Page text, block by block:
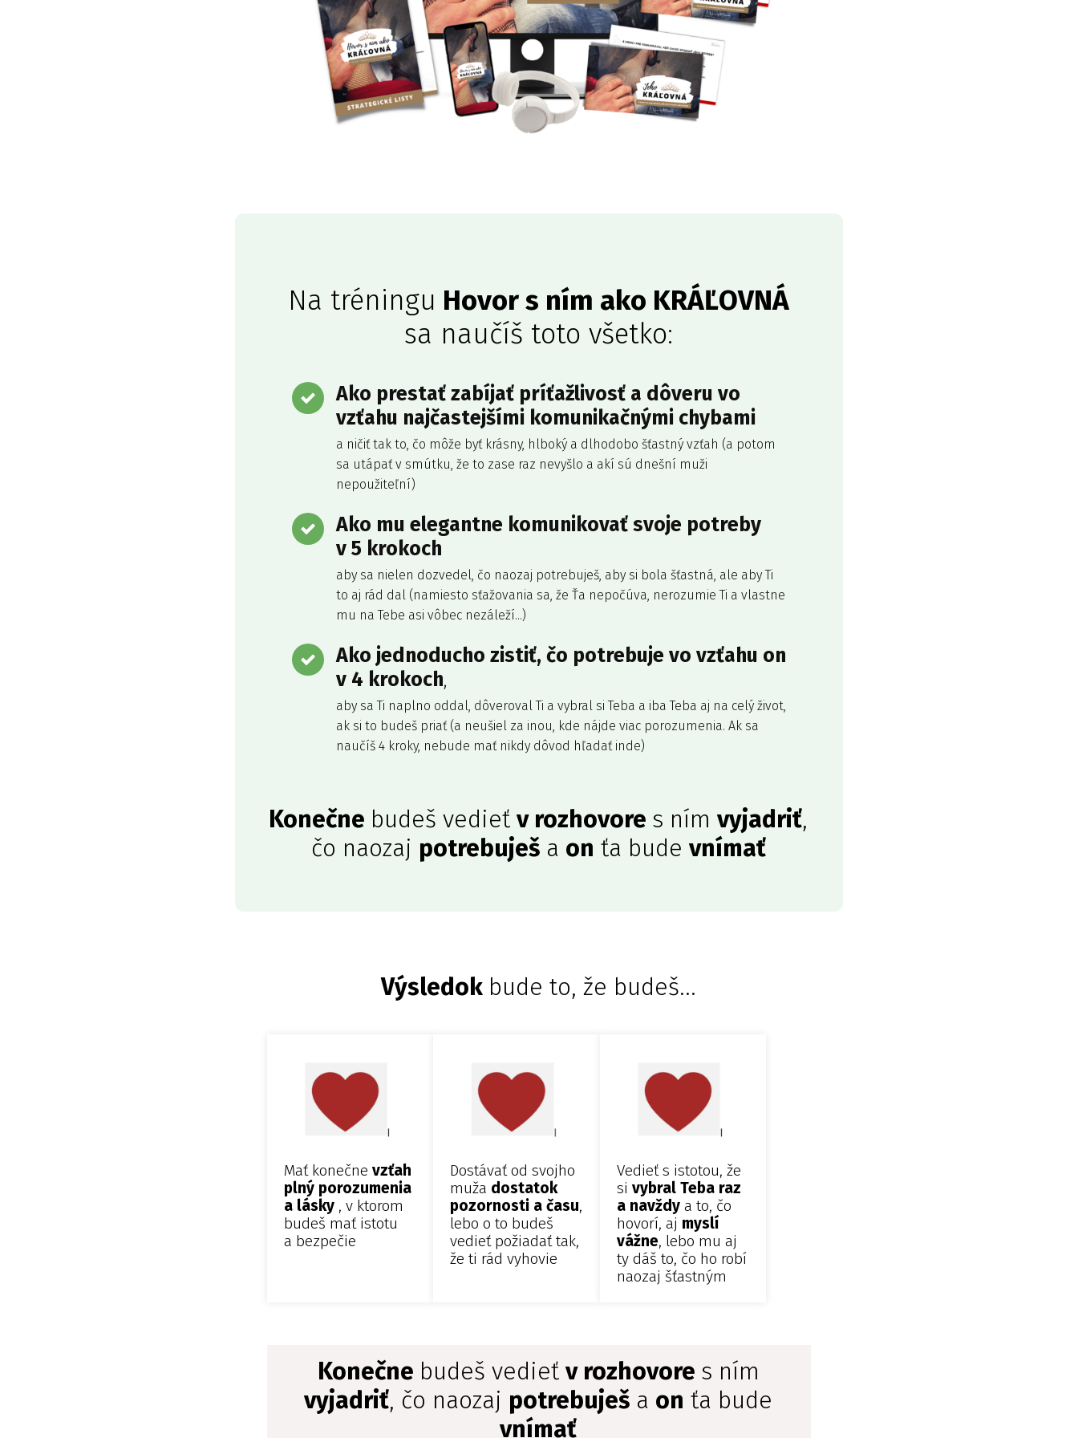
Na tréningu Hovor s ním ako KRÁĽOVNÁ
sa naučíš toto všetko:
Ako prestať zabíjať príťažlivosť a dôveru vo
vzťahu najčastejšími komunikačnými chybami
a ničiť tak to, čo môže byť krásny, hlboký a dlhodobo šťastný vzťah (a potom
sa utápať v smútku, že to zase raz nevyšlo a akí sú dnešní muži
nepoužiteľní)
Ako mu elegantne komunikovať svoje potreby
v 5 krokoch
aby sa nielen dozvedel, čo naozaj potrebuješ, aby si bola šťastná, ale aby Ti
to aj rád dal (namiesto sťažovania sa, že Ťa nepočúva, nerozumie Ti a vlastne
mu na Tebe asi vôbec nezáleží...)
Ako jednoducho zistiť, čo potrebuje vo vzťahu on
v 4 krokoch,
aby sa Ti naplno oddal, dôveroval Ti a vybral si Teba a iba Teba aj na celý život,
ak si to budeš priať (a neušiel za inou, kde nájde viac porozumenia. Ak sa
naučíš 4 kroky, nebude mať nikdy dôvod hľadať inde)
Konečne budeš vedieťv rozhovore s nímvyjadriť,
čo naozaj potrebuješa on ťa bude vnímať
Výsledok bude to, že budeš...
Mať konečne vzťah
plný porozumenia
a lásky , v ktorom
budeš mať istotu
a bezpečie
Dostávať od svojho
muža dostatok
pozornosti a času,
lebo o to budeš
vedieť požiadať tak,
že ti rád vyhovie
Vedieť s istotou, že
si vybral Teba raz
a navždy a to, čo
hovorí, aj myslí
vážne, lebo mu aj
ty dáš to, čo ho robí
naozaj šťastným
Konečne budeš vedieťv rozhovore s ním
vyjadriť, čo naozaj potrebuješ a on ťa bude
vnímať